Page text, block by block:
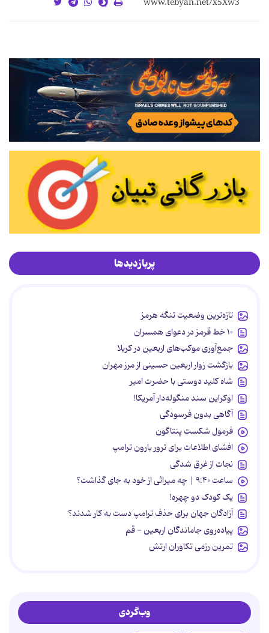
پربازدیدها
تازه‌ترین وضعیت تنگه هرمز
۱۰ خط قرمز در دعوای همسران
جمع‌آوری موکب‌های اربعین در کربلا
بازگشت زوار اربعین حسینی از مرز مهران
شاه کلید دوستی با حضرت امیر
اوکراین سند منگوله‌دار آمریکا!
آگاهی بدون فرسودگی
فرمول شکست پنتاگون
افشای اطلاعات برای ترور بارون ترامپ
نجات از غرق شدگی
ساعت ۹:۴۰ | چه میراثی از خود به جای گذاشت؟
یک کودک دو چهره!
آزادگان جهان برای حذف ترامپ دست به کار شدند؟
پیاده‌روی جاماندگان اربعین - قم
تمرین رزمی تکاوران ارتش
وب‌گردی